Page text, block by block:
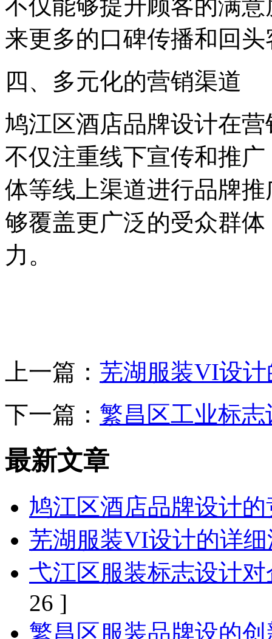
不仅能够提升顾客的满
来更多的口碑传播和回头
四、多元化的营销渠道
鸠江区酒店品牌设计在
不仅注重线下宣传和推
体等线上渠道进行品牌
够覆盖更广泛的受众群
力。
上一篇： 芜湖服装VI设
下一篇： 繁昌区工业标
最新文章
鸠江区酒店品牌设计
芜湖服装VI设计的详
弋江区服装标志设计
26 ]
繁昌区服装品牌设的